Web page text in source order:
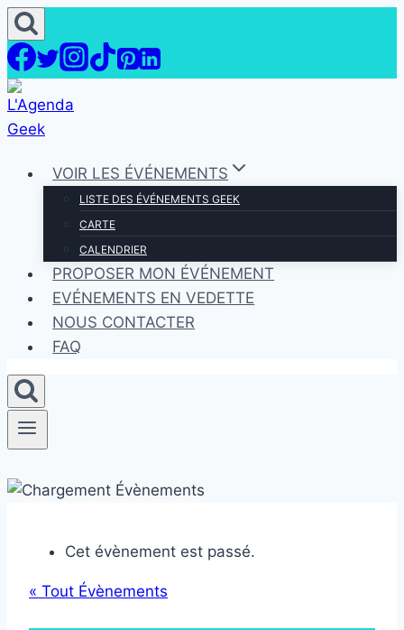
Aller
au
contenu
VOIR LES ÉVÉNEMENTS
LISTE DES ÉVÉNEMENTS GEEK
CARTE
CALENDRIER
PROPOSER MON ÉVÉNEMENT
EVÉNEMENTS EN VEDETTE
NOUS CONTACTER
FAQ
Cet évènement est passé.
« Tout Évènements